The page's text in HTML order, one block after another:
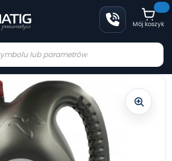
Mój koszyk